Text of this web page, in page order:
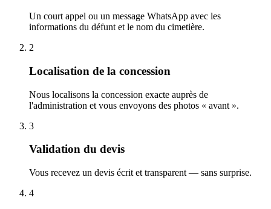
Un court appel ou un message WhatsApp avec les
informations du défunt et le nom du cimetière.
2
Localisation de la concession
Nous localisons la concession exacte auprès de
l'administration et vous envoyons des photos « avant ».
3
Validation du devis
Vous recevez un devis écrit et transparent — sans surprise.
4